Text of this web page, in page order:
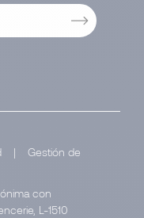
|
Gestión de
con
L-1510